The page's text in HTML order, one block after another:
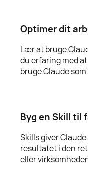
Optimer dit
Lær at bruge
du erfaring med
bruge Claude
Byg en Skill til
Skills giver
resultatet i den
eller